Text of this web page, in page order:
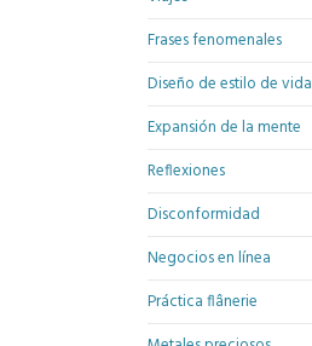
Frases fenomenales
Diseño de estilo de vida
Expansión de la mente
Reflexiones
Disconformidad
Negocios en línea
Práctica flânerie